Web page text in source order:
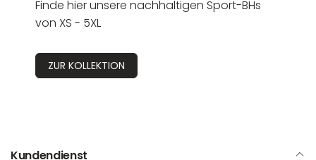
Finde hier unsere nachhaltigen Sport-BHs
von XS - 5XL
ZUR KOLLEKTION
Kundendienst